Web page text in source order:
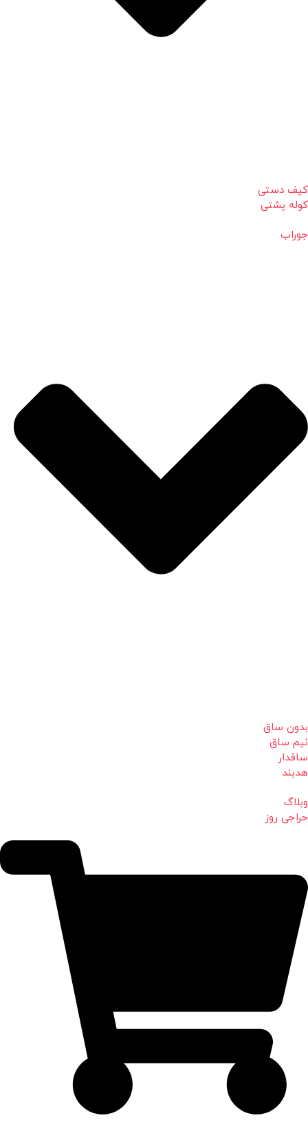
کیف دستی
کوله پشتی
جوراب
بدون ساق
نیم ساق
ساقدار
هدبند
وبلاگ
حراجی روز